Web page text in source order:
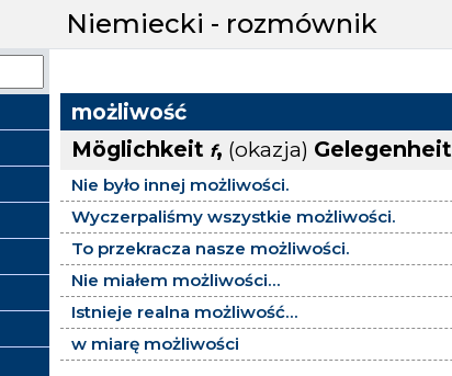
Niemiecki - rozmównik
możliwość
Möglichkeit f, (okazja) Gelegenheit
Nie było innej możliwości.
Wyczerpaliśmy wszystkie możliwości.
To przekracza nasze możliwości.
Nie miałem możliwości...
Istnieje realna możliwość...
w miarę możliwości